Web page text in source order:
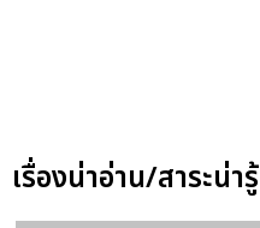
เรื่องน่าอ่าน/สาระน่ารู้